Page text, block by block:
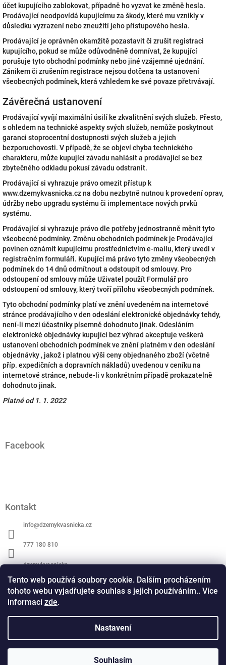
Tento web používá soubory cookie. Dalším procházením
tohoto webu vyjadřujete souhlas s jejich používáním.. Více
informacízde.
Nastavení
Souhlasím
účet kupujícího zablokovat, případně ho vyzvat ke změně hesla.
Prodávající neodpovídá kupujícímu za škody, které mu vznikly v
důsledku vyzrazení nebo zneužití jeho přístupového hesla.
Prodávající je oprávněn okamžitě pozastavit či zrušit registraci
kupujícího, pokud se může odůvodněně domnívat, že kupující
porušuje tyto obchodní podmínky nebo jiné vzájemné ujednání.
Zánikem či zrušením registrace nejsou dotčena ta ustanovení
všeobecných podmínek, která vzhledem ke své povaze přetrvávají.
Závěrečná ustanovení
Prodávající vyvíjí maximální úsilí ke zkvalitnění svých služeb. Přesto,
s ohledem na technické aspekty svých služeb, nemůže poskytnout
garanci stoprocentní dostupnosti svých služeb a jejich
bezporuchovosti. V případě, že se objeví chyba technického
charakteru, může kupující závadu nahlásit a prodávající se bez
zbytečného odkladu pokusí závadu odstranit.
Prodávající si vyhrazuje právo omezit přístup k
www.dzemykvasnicka.cz na dobu nezbytně nutnou k provedení oprav,
údržby nebo upgradu systému či implementace nových prvků
systému.
Prodávající si vyhrazuje právo dle potřeby jednostranně měnit tyto
všeobecné podmínky. Změnu obchodních podmínek je Prodávající
povinen oznámit kupujícímu prostřednictvím e-mailu, který uvedl v
registračním formuláři. Kupující má právo tyto změny všeobecných
podmínek do 14 dnů odmítnout a odstoupit od smlouvy. Pro
odstoupení od smlouvy může Uživatel použít Formulář pro
odstoupení od smlouvy, který tvoří přílohu všeobecných podmínek.
Tyto obchodní podmínky platí ve znění uvedeném na internetové
stránce prodávajícího v den odeslání elektronické objednávky tehdy,
není-li mezi účastníky písemně dohodnuto jinak. Odesláním
elektronické objednávky kupující bez výhrad akceptuje veškerá
ustanovení obchodních podmínek ve znění platném v den odeslání
objednávky , jakož i platnou výši ceny objednaného zboží (včetně
příp. expedičních a dopravních nákladů) uvedenou v ceníku na
internetové stránce, nebude-li v konkrétním případě prokazatelně
dohodnuto jinak.
Platné od 1. 1. 2022
Facebook
Kontakt
info@dzemykvasnicka.cz
777 180 810
dzemykvasnicka
dzemykvasnicka
Kde koupíte naše džemy
Obchodní podmínky
Copyright 2026Džemy Kvasnička